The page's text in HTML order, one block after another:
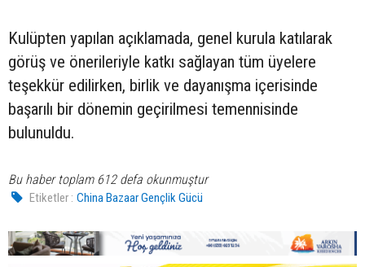
Kulüpten yapılan açıklamada, genel kurula katılarak
görüş ve önerileriyle katkı sağlayan tüm üyelere
teşekkür edilirken, birlik ve dayanışma içerisinde
başarılı bir dönemin geçirilmesi temennisinde
bulunuldu.
Bu haber toplam 612 defa okunmuştur
Etiketler : China Bazaar Gençlik Gücü